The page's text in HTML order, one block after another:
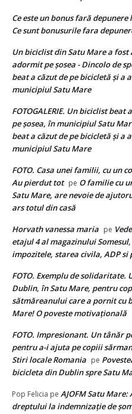
Ce este un bonus fară
Ce sunt bonusurile fara
Un biciclist din Satu Mare a
adormit pe șosea - Dincolo de
beat a căzut de pe bicicletă și a
municipiul Satu Mare
FOTOGALERIE. Un biciclist
pe șosea, în municipiul Satu
beat a căzut de pe bicicletă și a
municipiul Satu Mare
FOTO. Casa unei familii, cu un
Au pierdut tot pe O familie cu
Satu Mare, are nevoie de
ars totul din casă
Horvath vanessa maria pe
etajul 4 al magazinului
impozitele, starea civila, ADP si
FOTO. Exemplu de solidaritate.
Dublin, în Satu Mare, pentru
sătmăreanului care a pornit cu
Mare! O poveste motivațională
FOTO. Impresionant. Un tânăr
pentru a-i ajuta pe copiii
Stiri locale Romania pe
bicicleta din Dublin spre Satu
Pop Felicia pe AJOFM Satu
dreptului la indemnizație de